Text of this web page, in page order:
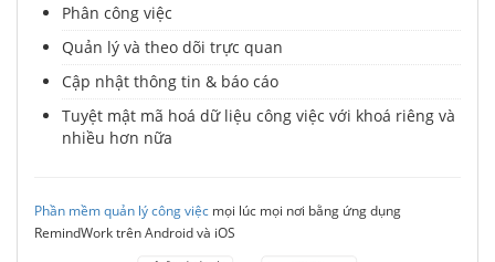
Phân công việc
Quản lý và theo dõi trực quan
Cập nhật thông tin & báo cáo
Tuyệt mật mã hoá dữ liệu công việc với khoá riêng và
nhiều hơn nữa
Phần mềm quản lý công việc mọi lúc mọi nơi bằng ứng dụng
RemindWork trên Android và iOS